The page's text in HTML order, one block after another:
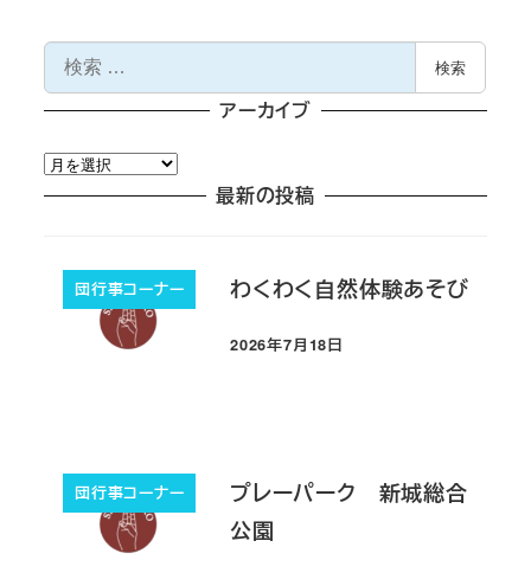
索
検索
アーカイブ
ア
ー
最新の投稿
団行事コーナー わくわく自然体験あそび
投稿日
2026年7月18日
団行事コーナー
プレーパーク 新城総合
公園